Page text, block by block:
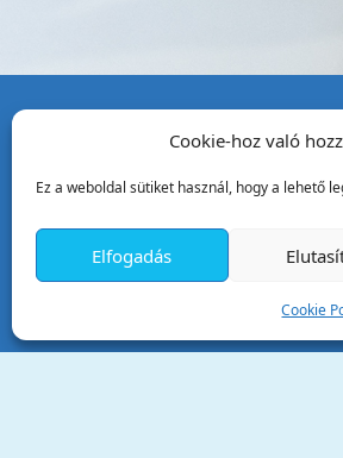
Cookie-hoz való
Ez a weboldal sütiket használ, hogy a lehető
Elfogadás
Cookie
Tata
2890 Tata,
+36
Email: